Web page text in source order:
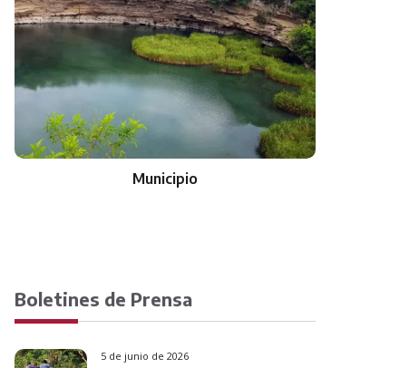
Municipio
Boletines de Prensa
5 de junio de 2026